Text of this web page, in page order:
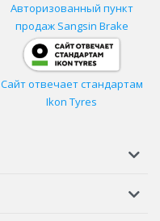
Авторизованный пункт
продаж Sangsin Brake
Сайт отвечает стандартам
Ikon Tyres